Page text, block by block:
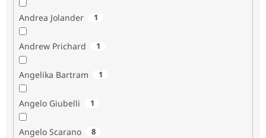
Andrea Jolander 1
Andrew Prichard 1
Angelika Bartram 1
Angelo Giubelli 1
Angelo Scarano 8